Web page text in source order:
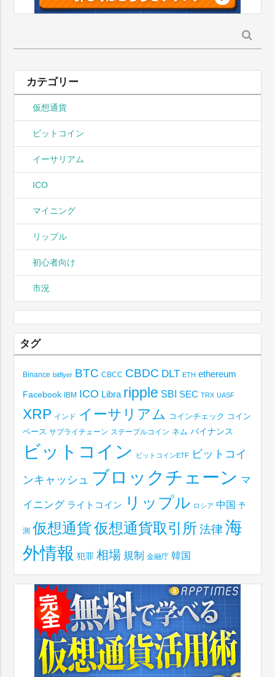
索:
カテゴリー
仮想通貨
ビットコイン
イーサリアム
ICO
マイニング
リップル
初心者向け
市況
タグ
Binance bitflyer BTC CBCC CBDC DLT ETH ethereum
Facebook IBM ICO Libra ripple SBI SEC TRX UASF
XRP インド イーサリアム コインチェック コイン
ベース サプライチェーン ステーブルコイン ネム バイナンス
ビットコイン ビットコインETF ビットコイ
ンキャッシュ ブロックチェーン マ
イニング ライトコイン リップル ロシア 中国 予
測 仮想通貨仮想通貨取引所 法律 海
外情報 犯罪 相場 規制 金融庁 韓国